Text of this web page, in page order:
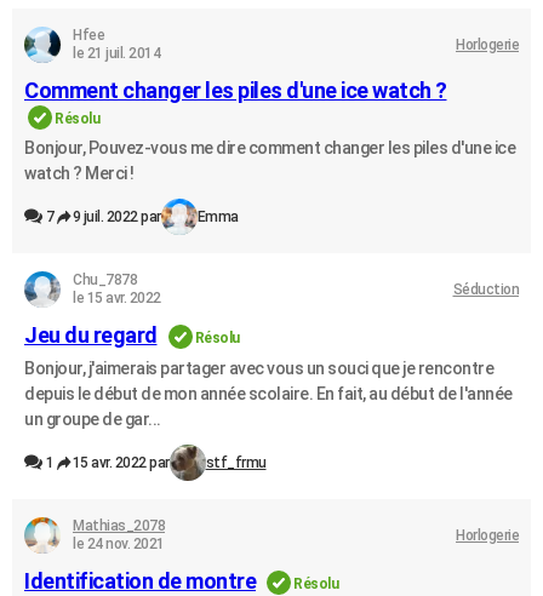
Hfee
le 21 juil. 2014
Horlogerie
Comment changer les piles d'une ice watch ?
Résolu
Bonjour, Pouvez-vous me dire comment changer les piles d'une ice
watch ? Merci !
7 9 juil. 2022 par Emma
Chu_7878
le 15 avr. 2022
Séduction
Jeu du regard Résolu
Bonjour, j'aimerais partager avec vous un souci que je rencontre
depuis le début de mon année scolaire. En fait, au début de l'année
un groupe de gar...
1 15 avr. 2022 par stf_frmu
Mathias_2078
le 24 nov. 2021
Horlogerie
Identification de montre Résolu